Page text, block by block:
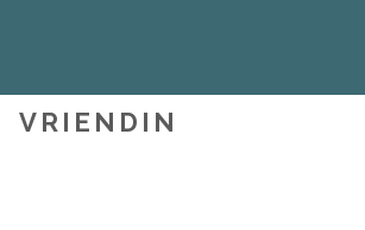
VRIENDIN